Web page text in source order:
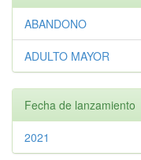
ABANDONO
ADULTO MAYOR
Fecha de lanzamiento
2021